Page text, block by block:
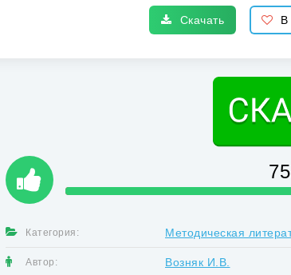
Скачать В
Категория: Методическая
Автор: Возняк И.В.